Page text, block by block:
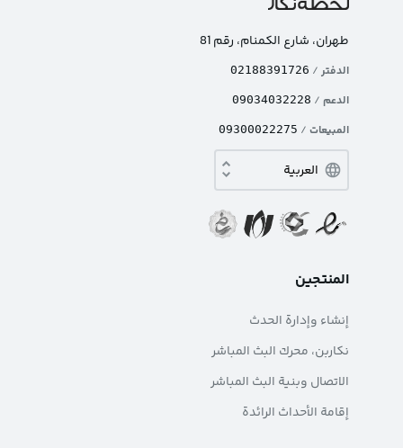
طهران، شارع الکمنام، رقم 81
الدفتر /
02188391726
الدعم /
09034032228
المبيعات /
09300022275
المنتجين
إنشاء وإدارة الحدث
نکاربن، محرك البث المباشر
الاتصال وبنية البث المباشر
إقامة الأحداث الرائدة